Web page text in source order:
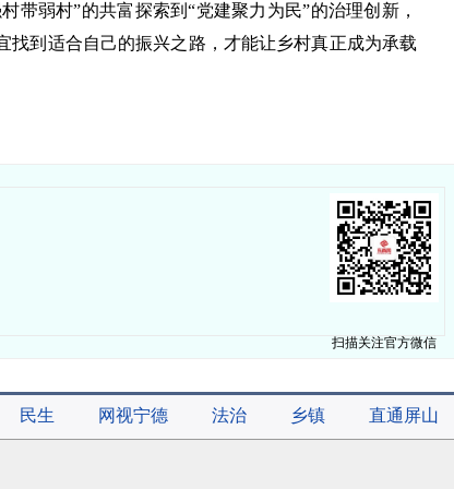
带弱村”的共富探索到“党建聚力为民”的治理创新，
到适合自己的振兴之路，才能让乡村真正成为承载
扫描关注官方微信
民生 网视宁德 法治 乡镇 直通屏山